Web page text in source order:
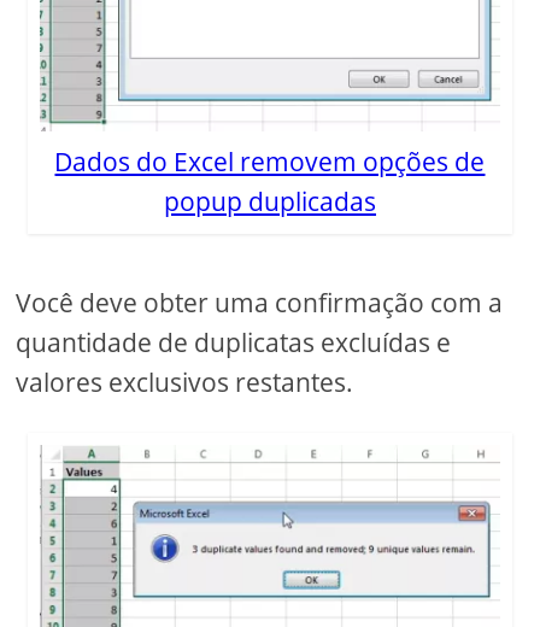
Dados do Excel removem opções de
popup duplicadas
Você deve obter uma confirmação com a
quantidade de duplicatas excluídas e
valores exclusivos restantes.